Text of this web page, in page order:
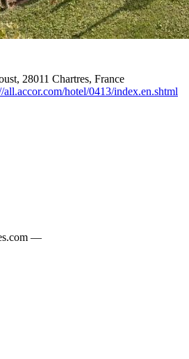
28011 Chartres, France
all.accor.com/hotel/0413/index.en.shtml
—